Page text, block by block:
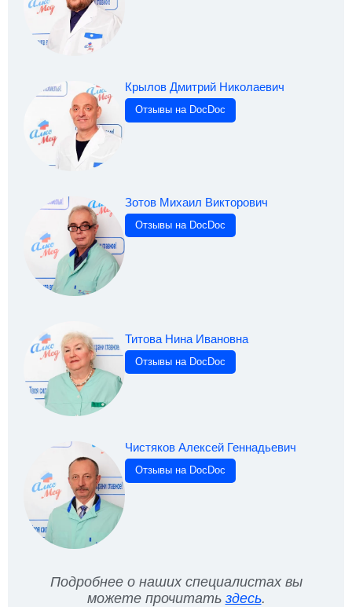
Крылов Дмитрий Николаевич
Отзывы на DocDoc
Зотов Михаил Викторович
Отзывы на DocDoc
Титова Нина Ивановна
Отзывы на DocDoc
Чистяков Алексей Геннадьевич
Отзывы на DocDoc
Подробнее о наших специалистах вы
можете прочитать здесь.